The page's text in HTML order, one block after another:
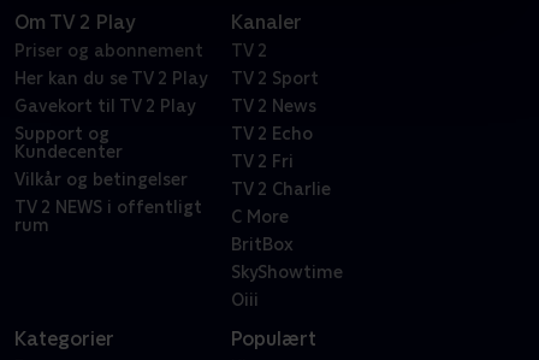
Om TV 2 Play
Priser og abonnement
Her kan du se TV 2 Play
Gavekort til TV 2 Play
Support og
Kundecenter
Vilkår og betingelser
TV 2 NEWS i offentligt
rum
Kanaler
TV 2
TV 2 Sport
TV 2 News
TV 2 Echo
TV 2 Fri
TV 2 Charlie
C More
BritBox
SkyShowtime
Oiii
Kategorier Populært